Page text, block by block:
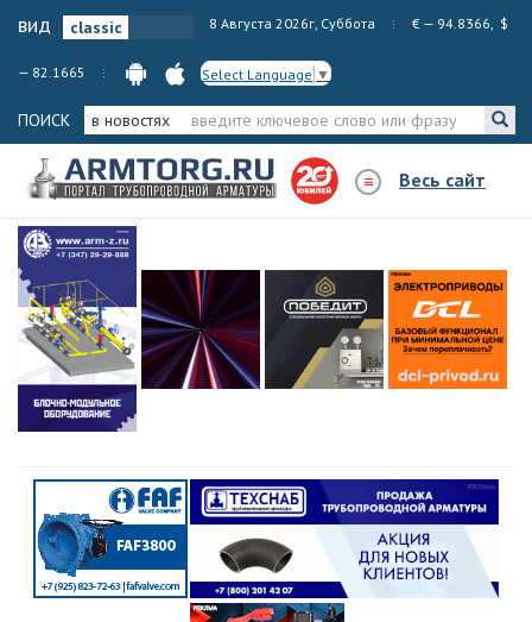
вид 8 Августа 2026г, Суббота € — 94.8366, $
— 82.1665 Select Language ▼
ПОИСК в новостях
Весь сайт